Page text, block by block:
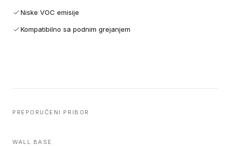
Niske VOC emisije
Kompatibilno sa podnim grejanjem
PREPORUČENI PRIBOR
WALL BASE